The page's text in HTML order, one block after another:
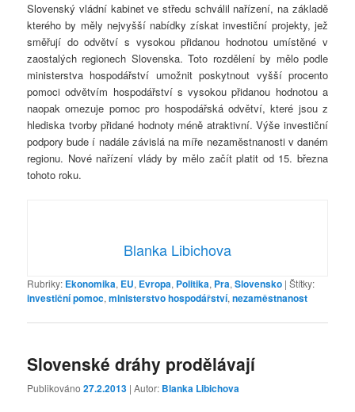
Slovenský vládní kabinet ve středu schválil nařízení, na základě
kterého by měly nejvyšší nabídky získat investiční projekty, jež
směřují do odvětví s vysokou přidanou hodnotou umístěné v
zaostalých regionech Slovenska. Toto rozdělení by mělo podle
ministerstva hospodářství umožnit poskytnout vyšší procento
pomoci odvětvím hospodářství s vysokou přidanou hodnotou a
naopak omezuje pomoc pro hospodářská odvětví, které jsou z
hlediska tvorby přidané hodnoty méně atraktivní. Výše investiční
podpory bude í nadále závislá na míře nezaměstnanosti v daném
regionu. Nové nařízení vlády by mělo začít platit od 15. března
tohoto roku.
Blanka Libichova
Rubriky: Ekonomika, EU, Evropa, Politika, Pra,Slovensko |Štítky:
investiční pomoc,ministerstvo hospodářství,nezaměstnanost
Slovenské dráhy prodělávají
Publikováno27.2.2013 | Autor: Blanka Libichova